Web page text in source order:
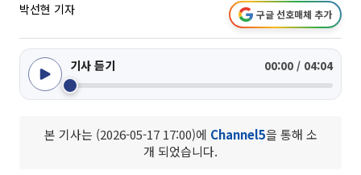
박선현 기자 구글 선호매체 추가
기사 듣기 00:00 / 04:04
본 기사는 (2026-05-17 17:00)에 Channel5을 통해 소
개 되었습니다.